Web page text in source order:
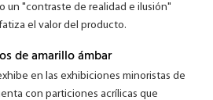
un "contraste de realidad e ilusión"
el valor del producto.
de amarillo ámbar
en las exhibiciones minoristas de
con particiones acrílicas que